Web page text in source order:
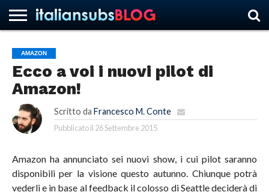
HOME
NEWS
ASCOLTI
RECENSIONI
INTERVISTE
CURIOSITÀ
CHI
SIAMO
CONTATTACI
FORUM
ITALIANSUBS
AMAZON
Ecco a voi i nuovi pilot di
Amazon!
Scritto da Francesco M. Conte
Pubblicato il 26 Settembre 2015
Amazon ha annunciato sei nuovi show, i cui pilot saranno
disponibili per la visione questo autunno. Chiunque potrà
vederli e in base al feedback il colosso di Seattle deciderà di